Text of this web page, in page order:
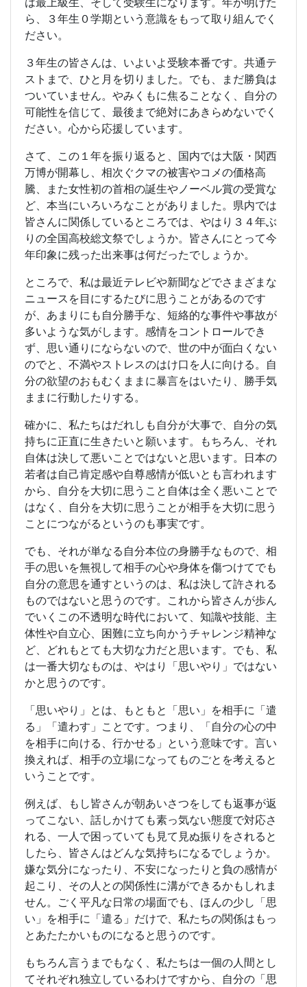
ら、３年生０学期という意識をもって取り組んでく
ださい。
３年生の皆さんは、いよいよ受験本番です。共通テ
ストまで、ひと月を切りました。でも、まだ勝負は
ついていません。やみくもに焦ることなく、自分の
可能性を信じて、最後まで絶対にあきらめないでく
ださい。心から応援しています。
さて、この１年を振り返ると、国内では大阪・関西
万博が開幕し、相次ぐクマの被害やコメの価格高
騰、また女性初の首相の誕生やノーベル賞の受賞な
ど、本当にいろいろなことがありました。県内では
皆さんに関係しているところでは、やはり３４年ぶ
りの全国高校総文祭でしょうか。皆さんにとって今
年印象に残った出来事は何だったでしょうか。
ところで、私は最近テレビや新聞などでさまざまな
ニュースを目にするたびに思うことがあるのです
が、あまりにも自分勝手な、短絡的な事件や事故が
多いような気がします。感情をコントロールでき
ず、思い通りにならないので、世の中が面白くない
のでと、不満やストレスのはけ口を人に向ける。自
分の欲望のおもむくままに暴言をはいたり、勝手気
ままに行動したりする。
確かに、私たちはだれしも自分が大事で、自分の気
持ちに正直に生きたいと願います。もちろん、それ
自体は決して悪いことではないと思います。日本の
若者は自己肯定感や自尊感情が低いとも言われます
から、自分を大切に思うこと自体は全く悪いことで
はなく、自分を大切に思うことが相手を大切に思う
ことにつながるというのも事実です。
でも、それが単なる自分本位の身勝手なもので、相
手の思いを無視して相手の心や身体を傷つけてでも
自分の意思を通すというのは、私は決して許される
ものではないと思うのです。これから皆さんが歩ん
でいくこの不透明な時代において、知識や技能、主
体性や自立心、困難に立ち向かうチャレンジ精神な
ど、どれもとても大切な力だと思います。でも、私
は一番大切なものは、やはり「思いやり」ではない
かと思うのです。
「思いやり」とは、もともと「思い」を相手に「遣
る」「遣わす」ことです。つまり、「自分の心の中
を相手に向ける、行かせる」という意味です。言い
換えれば、相手の立場になってものごとを考えると
いうことです。
例えば、もし皆さんが朝あいさつをしても返事が返
ってこない、話しかけても素っ気ない態度で対応さ
れる、一人で困っていても見て見ぬ振りをされると
したら、皆さんはどんな気持ちになるでしょうか。
嫌な気分になったり、不安になったりと負の感情が
起こり、その人との関係性に溝ができるかもしれま
せん。ごく平凡な日常の場面でも、ほんの少し「思
い」を相手に「遣る」だけで、私たちの関係はもっ
とあたたかいものになると思うのです。
もちろん言うまでもなく、私たちは一個の人間とし
てそれぞれ独立しているわけですから、自分の「思